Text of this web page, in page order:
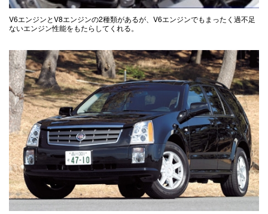
V6エンジンとV8エンジンの2種類があるが、V6エンジンでもまったく過不足
ないエンジン性能をもたらしてくれる。